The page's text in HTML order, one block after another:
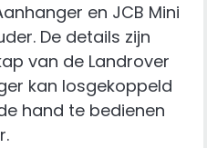
en JCB Mini
De details zijn
van de Landrover
kan losgekoppeld
hand te bedienen